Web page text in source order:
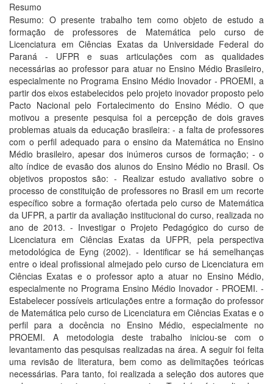
Resumo
Resumo: O presente trabalho tem como objeto de estudo a
formação de professores de Matemática pelo curso de
Licenciatura em Ciências Exatas da Universidade Federal do
Paraná - UFPR e suas articulações com as qualidades
necessárias ao professor para atuar no Ensino Médio Brasileiro,
especialmente no Programa Ensino Médio Inovador - PROEMI, a
partir dos eixos estabelecidos pelo projeto inovador proposto pelo
Pacto Nacional pelo Fortalecimento do Ensino Médio. O que
motivou a presente pesquisa foi a percepção de dois graves
problemas atuais da educação brasileira: - a falta de professores
com o perfil adequado para o ensino da Matemática no Ensino
Médio brasileiro, apesar dos inúmeros cursos de formação; - o
alto índice de evasão dos alunos do Ensino Médio no Brasil. Os
objetivos propostos são: - Realizar estudo avaliativo sobre o
processo de constituição de professores no Brasil em um recorte
específico sobre a formação ofertada pelo curso de Matemática
da UFPR, a partir da avaliação institucional do curso, realizada no
ano de 2013. - Investigar o Projeto Pedagógico do curso de
Licenciatura em Ciências Exatas da UFPR, pela perspectiva
metodológica de Eyng (2002). - Identificar se há semelhanças
entre o ideal profissional almejado pelo curso de Licenciatura em
Ciências Exatas e o professor apto a atuar no Ensino Médio,
especialmente no Programa Ensino Médio Inovador - PROEMI. -
Estabelecer possíveis articulações entre a formação do professor
de Matemática pelo curso de Licenciatura em Ciências Exatas e o
perfil para a docência no Ensino Médio, especialmente no
PROEMI. A metodologia deste trabalho iniciou-se com o
levantamento das pesquisas realizadas na área. A seguir foi feita
uma revisão de literatura, bem como as delimitações teóricas
necessárias. Para tanto, foi realizada a seleção dos autores que